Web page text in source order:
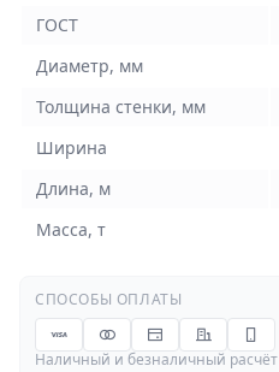
ГОСТ
Диаметр, мм
Толщина стенки, мм
Ширина
Длина, м
Масса, т
СПОСОБЫ ОПЛАТЫ
Наличный и безналичный расчёт